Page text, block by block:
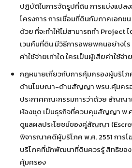
ปฏิบัติในการจัดรูปที่ดิน การแบ่งแปล
โครงการ การเชื่อมที่ดินกับภาคเอกช
ด้วย ที่จะทำให้ไม่สามารถทำ Project
เวนคืนที่ดิน มีวิธีการอพยพคนอย่างไ
ค่าใช้จ่ายเท่าใด ใครเป็นผู้เสียค่าใช้จ่าย
กฎหมายเกี่ยวกับการคุ้มครองผู้บริโ
ด้านโฆษณา-ด้านสัญญา พรบ.คุ้มคร
ประกาศคณะกรรมการว่าด้วย สัญญา
ห้องชุด เป็นธุรกิจที่ควบคุมสัญญา พ.
ดูแลผลประโยชน์ของคู่สัญญา
พิจารณาคดีผู้บริโภค พ.ศ. 2551 การ
บริโภคที่นักพัฒนาที่ดินควรรู้ สิทธิขอ
คุ้มครอง